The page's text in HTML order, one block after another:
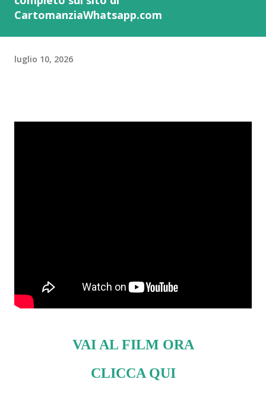
CartomanziaWhatsapp.com
luglio 10, 2026
VAI AL FILM ORA
CLICCA QUI